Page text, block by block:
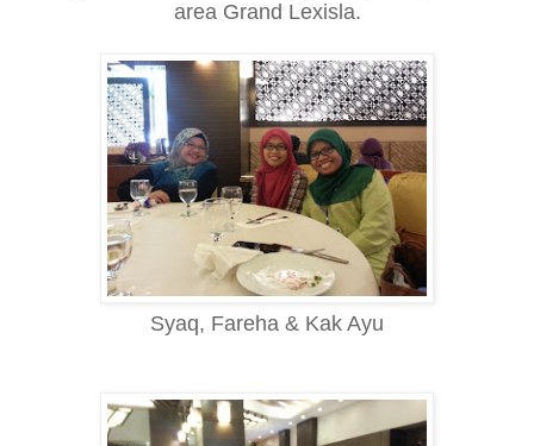
area Grand Lexisla.
Syaq, Fareha & Kak Ayu